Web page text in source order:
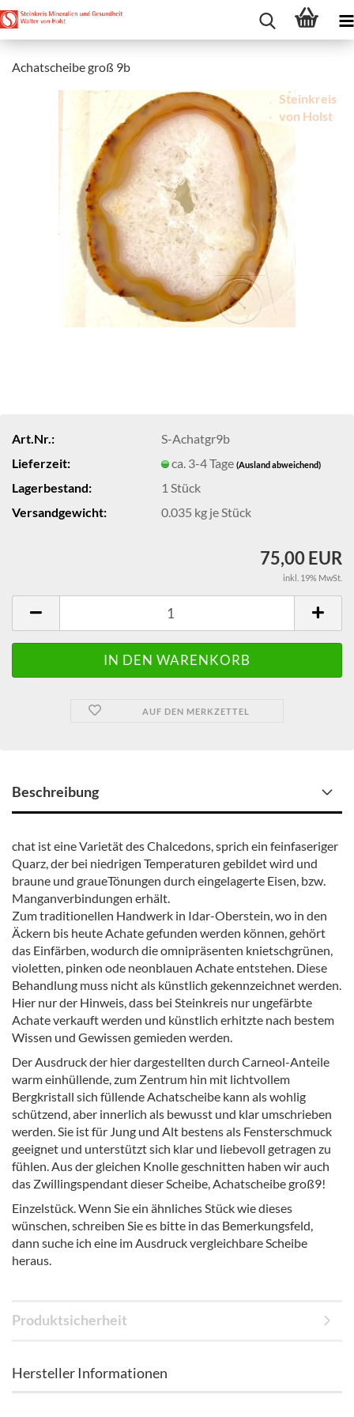
Achatscheibe groß 9b
Steinkreis
von Holst
Art.Nr.:
S-Achatgr9b
Lieferzeit:
ca. 3-4 Tage(Ausland abweichend)
Lagerbestand: 1 Stück
Versandgewicht:
0.035 kg je Stück
75,00 EUR
inkl. 19% MwSt.
AUF DEN MERKZETTEL
Beschreibung
chat ist eine Varietät des Chalcedons, sprich ein feinfaseriger
Quarz, der bei niedrigen Temperaturen gebildet wird und
braune und graueTönungen durch eingelagerte Eisen, bzw.
Manganverbindungen erhält.
Zum traditionellen Handwerk in Idar-Oberstein, wo in den
Äckern bis heute Achate gefunden werden können, gehört
das Einfärben, wodurch die omnipräsenten knietschgrünen,
violetten, pinken ode neonblauen Achate entstehen. Diese
Behandlung muss nicht als künstlich gekennzeichnet werden.
Hier nur der Hinweis, dass bei Steinkreis nur ungefärbte
Achate verkauft werden und künstlich erhitzte nach bestem
Wissen und Gewissen gemieden werden.
Der Ausdruck der hier dargestellten durch Carneol-Anteile
warm einhüllende, zum Zentrum hin mit lichtvollem
Bergkristall sich füllende Achatscheibe kann als wohlig
schützend, aber innerlich als bewusst und klar umschrieben
werden. Sie ist für Jung und Alt bestens als Fensterschmuck
geeignet und unterstützt sich klar und liebevoll getragen zu
fühlen. Aus der gleichen Knolle geschnitten haben wir auch
das Zwillingspendant dieser Scheibe, Achatscheibe groß9!
Einzelstück. Wenn Sie ein ähnliches Stück wie dieses
wünschen, schreiben Sie es bitte in das Bemerkungsfeld,
dann suche ich eine im Ausdruck vergleichbare Scheibe
heraus.
Produktsicherheit
Hersteller Informationen